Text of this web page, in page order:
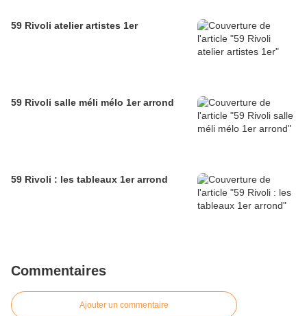
59 Rivoli atelier artistes 1er
59 Rivoli salle méli mélo 1er arrond
59 Rivoli : les tableaux 1er arrond
Commentaires
Ajouter un commentaire